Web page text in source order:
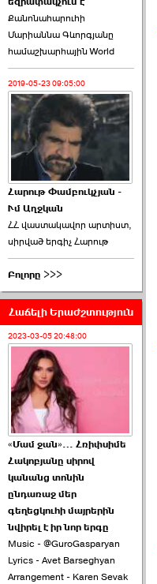
Ռուբեն Ռուբինյանը ›››
2026-06-23 21:28:00
«Ժողովուրդ»-ը
հերթական ›››
2026-06-21 23:00:00
armlur.ՔՊ-ի ներսում
սպասում են ›››
2026-06-10 22:55:00
Ուշքի չենք գալիս այն
խայտառակ ›››
2026-06-09 15:05:00
Քանոնահարուհի
Մարիաննա Գևորգյանը
համաշխարհային World
2019-05-23 09:05:00
Հարութ Փամբուկչյան -
Ւմ Աղջկան
ՀՀ վաստակավոր արտիստ,
սիրված երգիչ Հարութ
Բոլորը >>>
Հաճելի Երաժշտություն
2023-03-05 20:48:00
«Մամ ջան»… Հռիփսիմե
Հակոբյանը սիրով
կանանց տոնին
ընդառաջ մեր
գեղեցկուհի մայրերին
նվիրել է իր նոր երգը
Music - @GuroGasparyan
Lyrics - Avet Barseghyan
Arrangement - Karen Sevak